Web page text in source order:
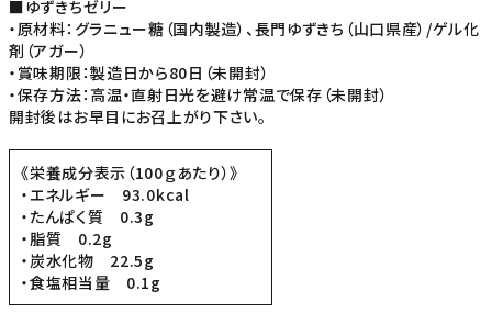
■ゆずきちゼリー
・原材料：グラニュー糖（国内製造）、長門ゆずきち（山口県産）/ゲル化
剤（アガー）
・賞味期限：製造日から80日（未開封）
・保存方法：高温・直射日光を避け常温で保存（未開封）
開封後はお早目にお召上がり下さい。
《栄養成分表示（100ｇあたり）》
・エネルギー 93.0kcal
・たんぱく質 0.3g
・脂質 0.2g
・炭水化物 22.5g
・食塩相当量 0.1g